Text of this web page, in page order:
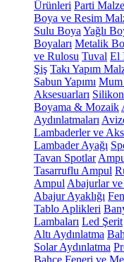
Ürünleri Parti
Boya ve Resim
Sulu Boya Yağlı
Boyaları Metalik
ve Rulosu Tuval El
Şiş Takı Yapım
Sabun Yapımı Mum
Aksesuarları Silikon
Boyama & Mozaik
Aydınlatmaları
Lambaderler ve
Lambader Ayağı
Tavan Spotlar
Tasarruflu Ampul
Ampul Abajurlar ve
Abajur Ayaklığı
Tablo Aplikleri
Lambaları Led Şerit
Altı Aydınlatma
Solar Aydınlatma
Bahçe Feneri ve